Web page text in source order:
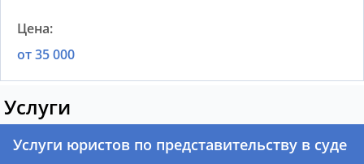
от 35 000
Услуги
Услуги юристов по представительству в суде